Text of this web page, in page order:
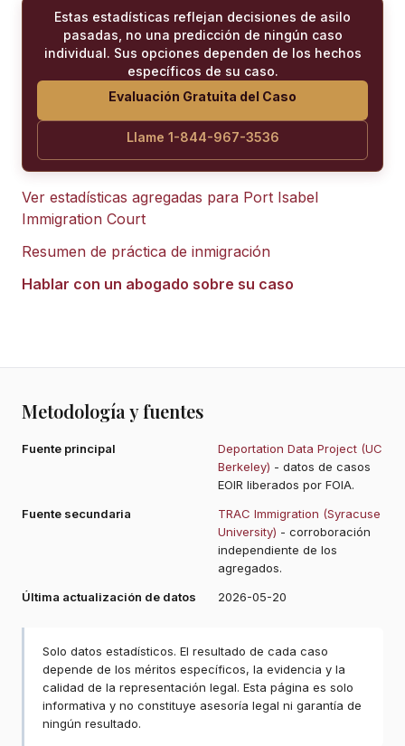
Estas estadísticas reflejan decisiones de asilo
pasadas, no una predicción de ningún caso
individual. Sus opciones dependen de los hechos
específicos de su caso.
Evaluación Gratuita del Caso
Llame 1-844-967-3536
Ver estadísticas agregadas para Port Isabel
Immigration Court
Resumen de práctica de inmigración
Hablar con un abogado sobre su caso
Metodología y fuentes
Fuente principal
Deportation Data Project (UC
Berkeley) - datos de casos
EOIR liberados por FOIA.
Fuente secundaria
TRAC Immigration (Syracuse
University) - corroboración
independiente de los
agregados.
Última actualización de datos
2026-05-20
Solo datos estadísticos. El resultado de cada caso
depende de los méritos específicos, la evidencia y la
calidad de la representación legal. Esta página es solo
informativa y no constituye asesoría legal ni garantía de
ningún resultado.